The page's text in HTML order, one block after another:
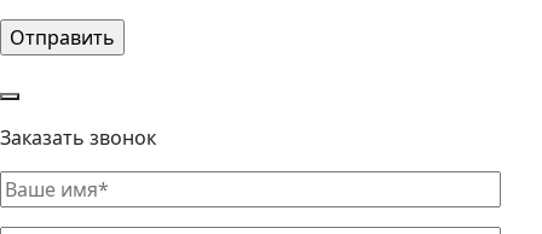
Заказать звонок